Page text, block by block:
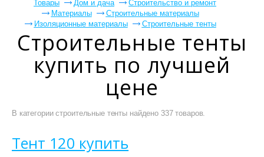
Товары Дом и дача
Строительство и ремонт
Материалы
Строительные материалы
Изоляционные материалы
Строительные тенты
Строительные тенты
купить по лучшей
цене
В категории строительные тенты найдено 337 товаров.
Тент 120 купить